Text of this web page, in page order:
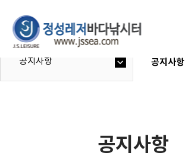
공지사항 공지사항
공지사항